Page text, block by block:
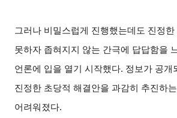
그러나 비밀스럽게 진행했는데도 진정한
못하자 좁혀지지 않는 간극에 답답함을
언론에 입을 열기 시작했다. 정보가 공개
진정한 초당적 해결안을 과감히 추진하
어려워졌다.